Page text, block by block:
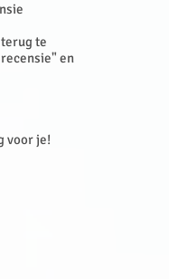
te
en
voor je!